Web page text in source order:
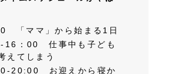
「ママ」から始まる1日
：00 仕事中も子ども
えてしまう
お迎えから寝か